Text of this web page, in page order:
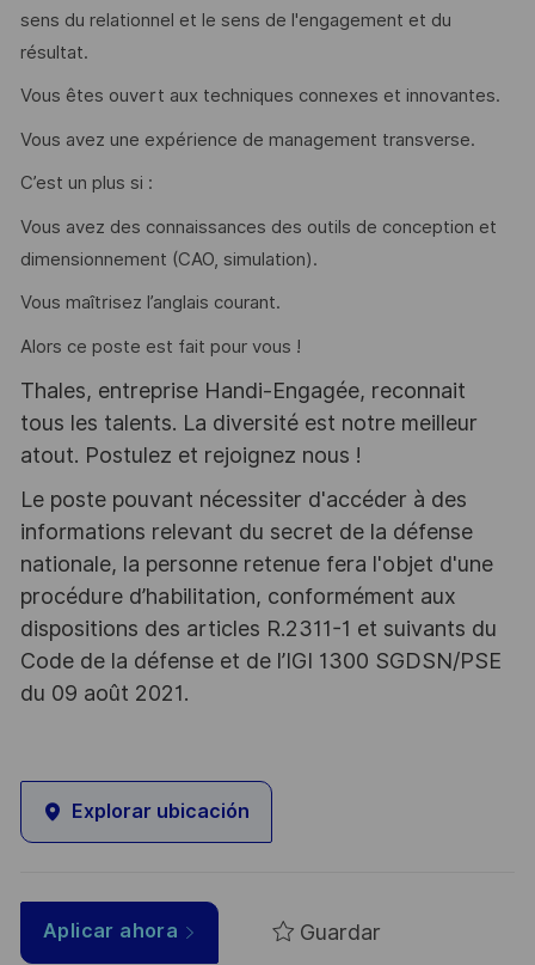
sens du relationnel et le sens de l'engagement et du
résultat.
Vous êtes ouvert aux techniques connexes et innovantes.
Vous avez une expérience de management transverse.
C’est un plus si :
Vous avez des connaissances des outils de conception et
dimensionnement (CAO, simulation).
Vous maîtrisez l’anglais courant.
Alors ce poste est fait pour vous !
Thales, entreprise Handi-Engagée, reconnait
tous les talents. La diversité est notre meilleur
atout. Postulez et rejoignez nous !
Le poste pouvant nécessiter d'accéder à des
informations relevant du secret de la défense
nationale, la personne retenue fera l'objet d'une
procédure d’habilitation, conformément aux
dispositions des articles R.2311-1 et suivants du
Code de la défense et de l’IGI 1300 SGDSN/PSE
du 09 août 2021.
Explorar ubicación
Aplicar ahora Guardar